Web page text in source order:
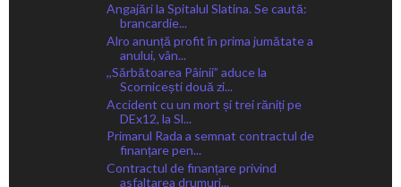
Angajări la Spitalul Slatina. Se caută:
brancardie...
Alro anunță profit în prima jumătate a
anului, vân...
,,Sărbătoarea Pâinii” aduce la
Scornicești două zi...
Accident cu un mort și trei răniți pe
DEx12, la Sl...
Primarul Rada a semnat contractul de
finanțare pen...
Contractul de finanțare privind
asfaltarea drumuri...